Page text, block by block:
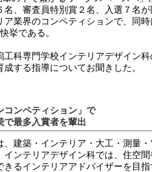
、審査員特別賞２名、入選７名が
ア業界のコンペティションで、同
挙である。
科専門学校インテリアデザイン
する指導についてお聞きした。
コンペティション」で
で最多入賞者を輩出
建築・インテリア・大工・測量
インテリアデザイン科では、住空
きるインテリアアドバイザーを目